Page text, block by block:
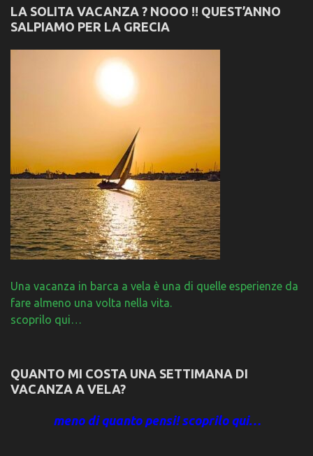
LA SOLITA VACANZA ? NOOO !! QUEST’ANNO
SALPIAMO PER LA GRECIA
Una vacanza in barca a vela è una di quelle esperienze da
fare almeno una volta nella vita.
scoprilo qui…
QUANTO MI COSTA UNA SETTIMANA DI
VACANZA A VELA?
meno di quanto pensi! scoprilo qui…